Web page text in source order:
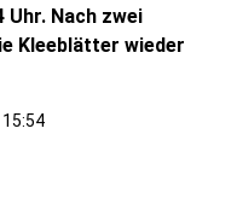
Nach zwei
Kleeblätter wieder